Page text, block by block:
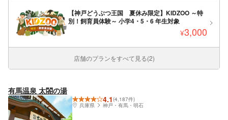
【神戸どうぶつ王国 夏休み限定】KIDZOO ～特
別！飼育員体験～ 小学4・5・6 年生対象
¥3,000
店舗のプランをすべて見る(2)
有馬温泉 太閤の湯
4.1(4,187件)
兵庫県
神戸・有馬・明石